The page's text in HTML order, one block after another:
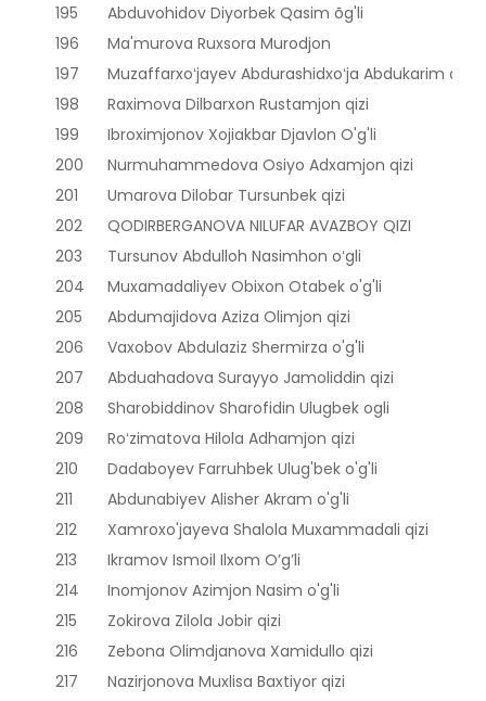
195
Abduvohidov Diyorbek Qasim õg'li
196
Ma'murova Ruxsora Murodjon
197
Muzaffarxoʻjayev Abdurashidxoʻja Abdukarim oʻgʻli
198
Raximova Dilbarxon Rustamjon qizi
199
Ibroximjonov Xojiakbar Djavlon O'g'li
200
Nurmuhammedova Osiyo Adxamjon qizi
201
Umarova Dilobar Tursunbek qizi
202
QODIRBERGANOVA NILUFAR AVAZBOY QIZI
203
Tursunov Abdulloh Nasimhon oʻgli
204
Muxamadaliyev Obixon Otabek o'g'li
205
Abdumajidova Aziza Olimjon qizi
206
Vaxobov Abdulaziz Shermirza o'g'li
207
Abduahadova Surayyo Jamoliddin qizi
208
Sharobiddinov Sharofidin Ulugbek ogli
209
Roʻzimatova Hilola Adhamjon qizi
210
Dadaboyev Farruhbek Ulug'bek o'g'li
211
Abdunabiyev Alisher Akram o'g'li
212
Xamroxo'jayeva Shalola Muxammadali qizi
213
Ikramov Ismoil Ilxom O’g’li
214
Inomjonov Azimjon Nasim o'g'li
215
Zokirova Zilola Jobir qizi
216
Zebona Olimdjanova Xamidullo qizi
217
Nazirjonova Muxlisa Baxtiyor qizi